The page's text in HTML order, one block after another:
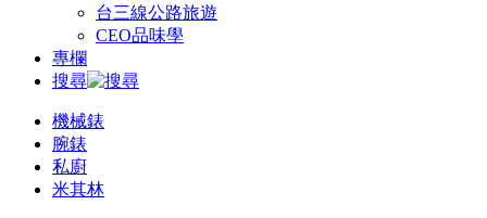
台三線公路旅遊
CEO品味學
專欄
搜尋
機械錶
腕錶
私廚
米其林